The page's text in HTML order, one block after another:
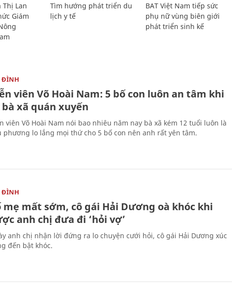
Thị Lan
Giám
Tìm hướng phát triển du
lịch y tế
BAT Việt Nam tiếp sức
phụ nữ vùng biên giới
phát triển sinh kế
ĐÌNH
viên Võ Hoài Nam: 5 bố con luôn an tâm khi
bà xã quán xuyến
viên Võ Hoài Nam nói bao nhiêu năm nay bà xã kém 12 tuổi luôn là
phương lo lắng mọi thứ cho 5 bố con nên anh rất yên tâm.
ĐÌNH
mẹ mất sớm, cô gái Hải Dương oà khóc khi
anh chị đưa đi ‘hỏi vợ’
anh chị nhận lời đứng ra lo chuyện cưới hỏi, cô gái Hải Dương xúc
đến bật khóc.